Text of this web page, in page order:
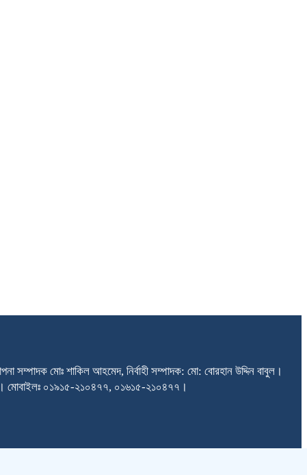
মোঃ শাকিল আহমেদ, নির্বাহী সম্পাদক: মো: বোরহান উদ্দিন বাবুল।
মোবাইলঃ ০১৯১৫-২১০৪৭৭, ০১৬১৫-২১০৪৭৭।